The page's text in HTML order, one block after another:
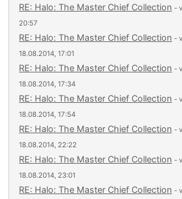
RE: Halo: The Master Chief Collection -
20:57
RE: Halo: The Master Chief Collection -
18.08.2014, 17:01
RE: Halo: The Master Chief Collection -
18.08.2014, 17:34
RE: Halo: The Master Chief Collection -
18.08.2014, 17:54
RE: Halo: The Master Chief Collection -
18.08.2014, 22:22
RE: Halo: The Master Chief Collection -
18.08.2014, 23:01
RE: Halo: The Master Chief Collection -